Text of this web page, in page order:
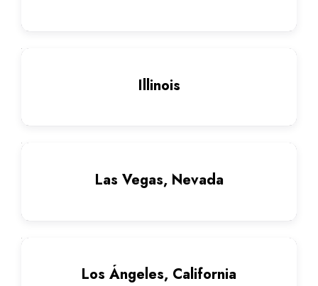
Illinois
Las Vegas, Nevada
Los Ángeles, California